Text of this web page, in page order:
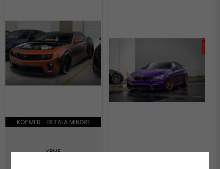
KÖP MER - BETALA MINDRE
KPMF